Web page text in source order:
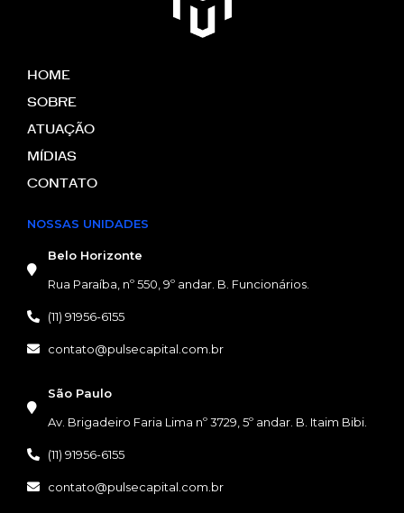
HOME
SOBRE
ATUAÇÃO
MÍDIAS
CONTATO
NOSSAS UNIDADES
Belo Horizonte
Rua Paraíba, nº 550, 9º andar. B. Funcionários.
(11) 91956-6155
contato@pulsecapital.com.br
NOSSAS UNIDADES
São Paulo
Av. Brigadeiro Faria Lima nº 3729, 5º andar. B. Itaim Bibi.
(11) 91956-6155
contato@pulsecapital.com.br